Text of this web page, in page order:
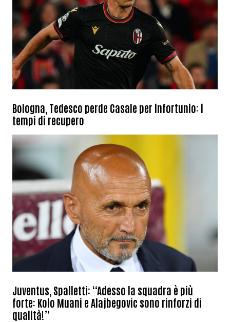
Bologna, Tedesco perde Casale per infortunio: i
tempi di recupero
Juventus, Spalletti: “Adesso la squadra è più
forte: Kolo Muani e Alajbegovic sono rinforzi di
qualità!”